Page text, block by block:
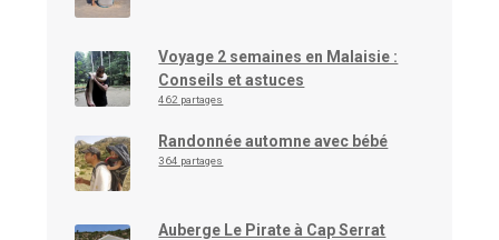
Voyage 2 semaines en Malaisie :
Conseils et astuces
462 partages
Randonnée automne avec bébé
364 partages
Auberge Le Pirate à Cap Serrat